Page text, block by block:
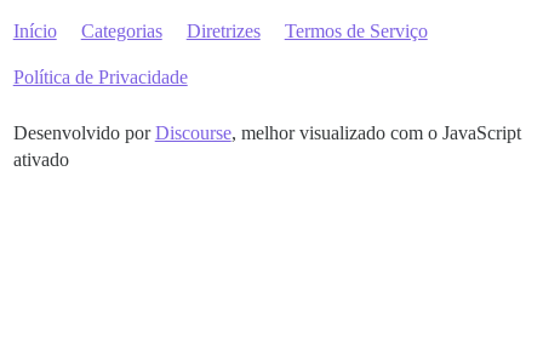
Início Categorias Diretrizes Termos de Serviço
Política de Privacidade
Desenvolvido porDiscourse, melhor visualizado com o JavaScript
ativado